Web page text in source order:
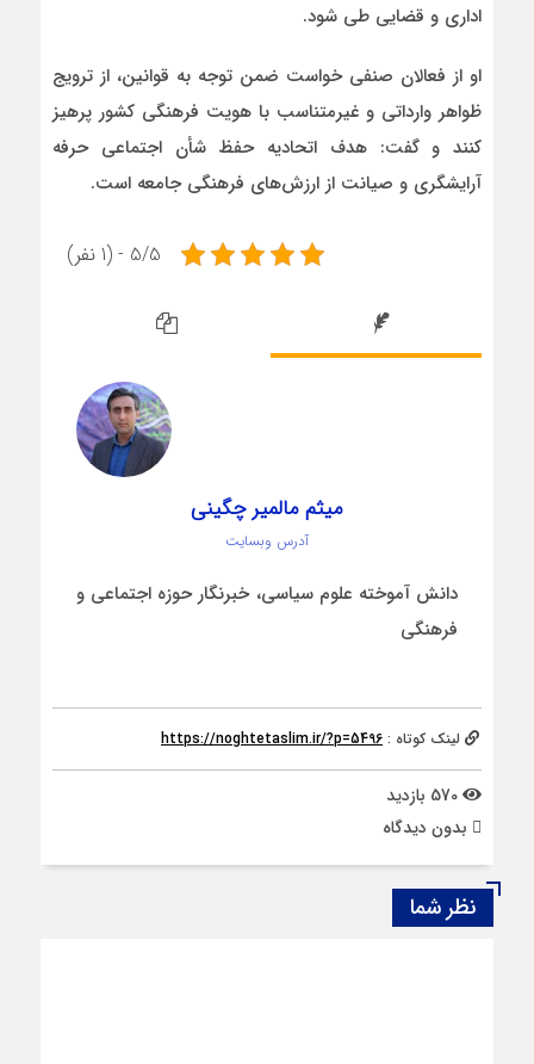
اداری و قضایی طی شود.
او از فعالان صنفی خواست ضمن توجه به قوانین، از ترویج
ظواهر وارداتی و غیرمتناسب با هویت فرهنگی کشور پرهیز
کنند و گفت: هدف اتحادیه حفظ شأن اجتماعی حرفه
آرایشگری و صیانت از ارزش‌های فرهنگی جامعه است.
5/5 - (1 نفر)
میثم مالمیر چگینی
آدرس وبسایت
دانش آموخته علوم سیاسی، خبرنگار حوزه اجتماعی و
فرهنگی
لینک کوتاه : https://noghtetaslim.ir/?p=5496
بدون دیدگاه
نظر شما